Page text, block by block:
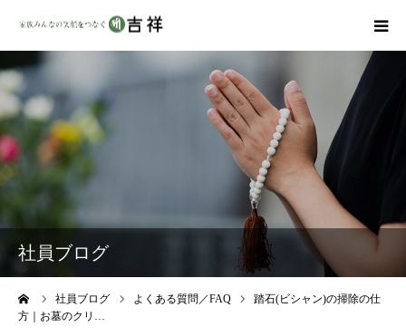
社員ブログ
社員ブログ よくある質問／FAQ
踏石(ビシャン)の掃除の仕
方｜お墓のクリ…
商品ラインナップ
墓地・霊園を探す
吉祥の特徴